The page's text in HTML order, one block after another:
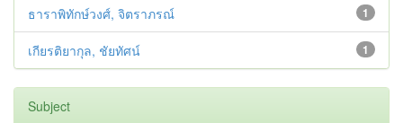
1
ธาราพิทักษ์วงศ์, จิตราภรณ์
1
เกียรติยากุล, ชัยทัศน์
Subject